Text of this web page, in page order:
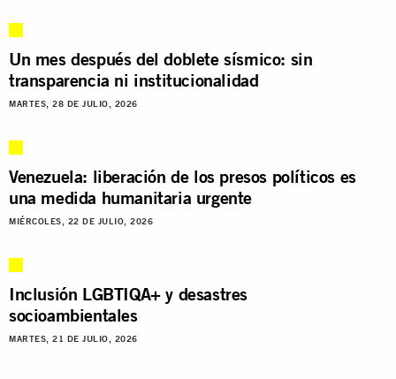
Un mes después del doblete sísmico: sin
transparencia ni institucionalidad
MARTES, 28 DE JULIO, 2026
Venezuela: liberación de los presos políticos es
una medida humanitaria urgente
MIÉRCOLES, 22 DE JULIO, 2026
Inclusión LGBTIQA+ y desastres
socioambientales
MARTES, 21 DE JULIO, 2026